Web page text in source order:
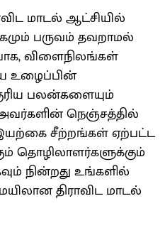
மாடல் ஆட்சியில்
பருவம் தவறாமல்
விளைநிலங்கள்
உழைப்பின்
பலன்களையும்
அவர்களின் நெஞ்சத்தில்
இயற்கை சீற்றங்கள் ஏற்பட்ட
தொழிலாளர்களுக்கும்
நின்றது உங்களில்
திராவிட மாடல்